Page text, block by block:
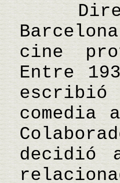
cine
Entre
comedia
decidió